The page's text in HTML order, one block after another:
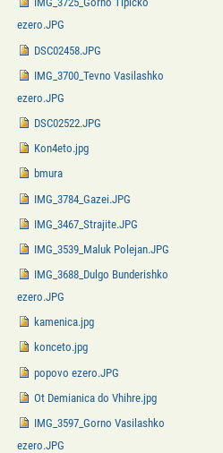
ezero.JPG
DSC02458.JPG
IMG_3700_Tevno Vasilashko
ezero.JPG
DSC02522.JPG
Kon4eto.jpg
bmura
IMG_3784_Gazei.JPG
IMG_3467_Strajite.JPG
IMG_3539_Maluk Polejan.JPG
IMG_3688_Dulgo Bunderishko
ezero.JPG
kamenica.jpg
konceto.jpg
popovo ezero.JPG
Ot Demianica do Vhihre.jpg
IMG_3597_Gorno Vasilashko
ezero.JPG